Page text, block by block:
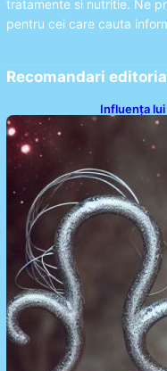
tratamente si nutritie. Ne
pentru cei care cauta
Recomandari
Influența
pentru